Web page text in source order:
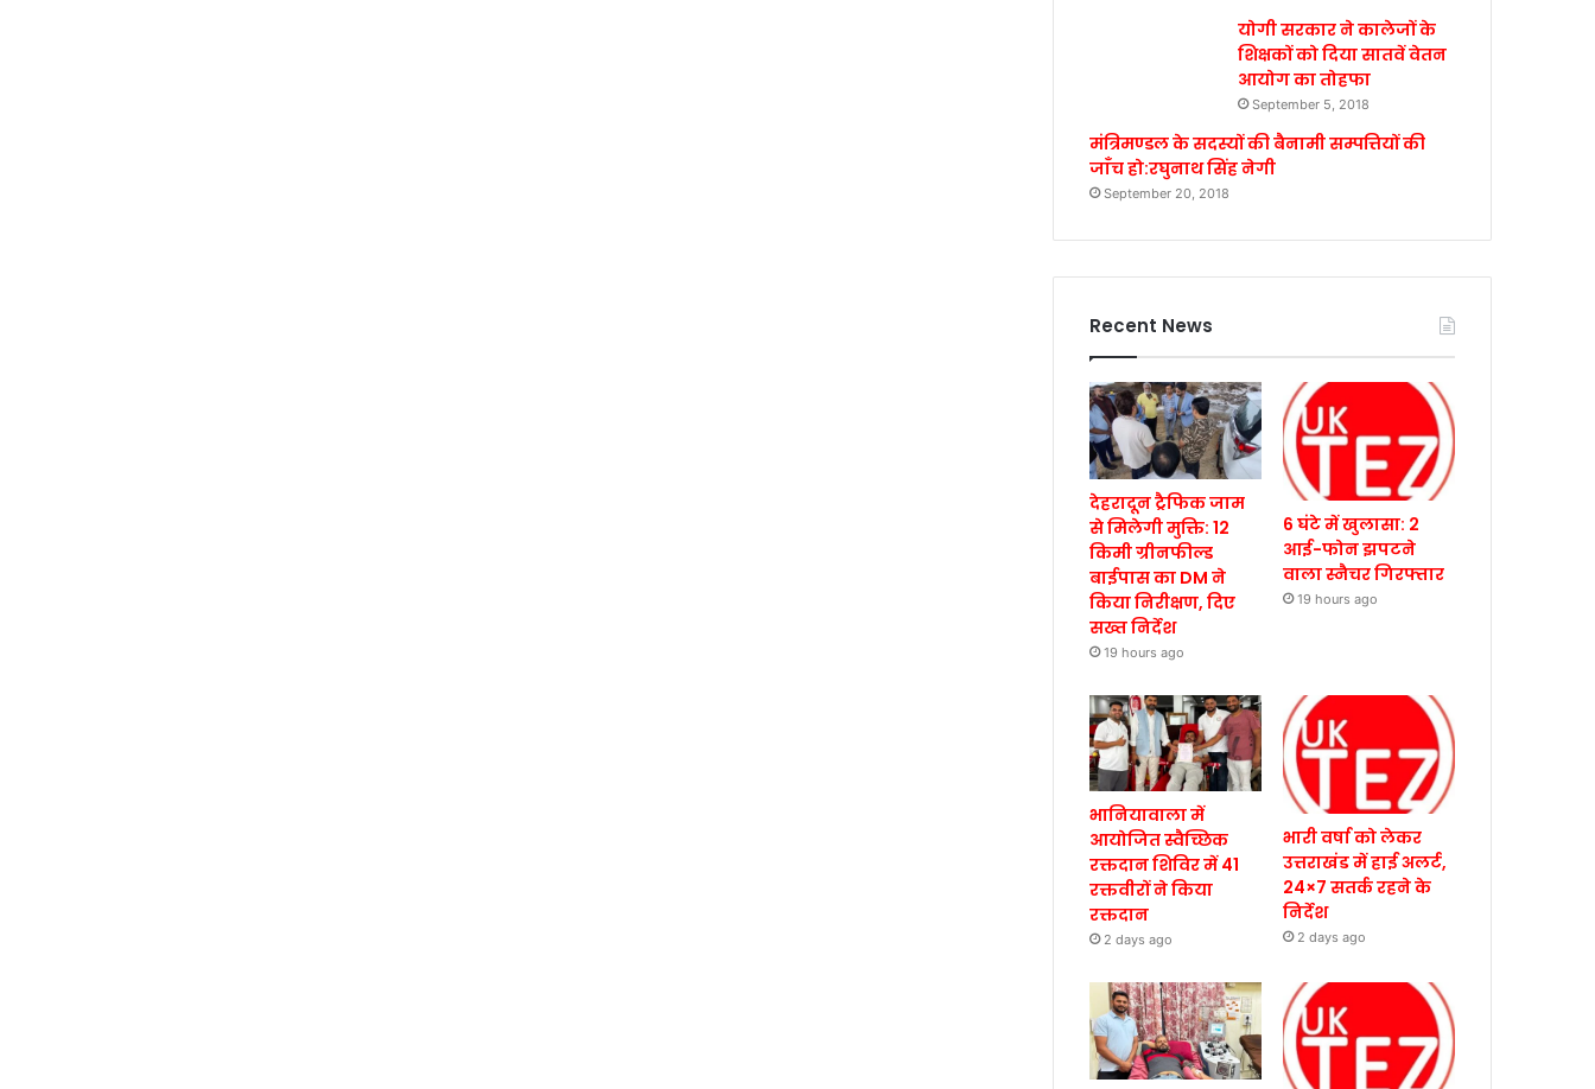
योगी सरकार ने कालेजों के
शिक्षकों को दिया सातवें वेतन
आयोग का तोहफा
September 5, 2018
मंत्रिमण्डल के सदस्यों की बैनामी सम्पत्तियों की
जाँच हो:रघुनाथ सिंह नेगी
September 20, 2018
Recent News
देहरादून ट्रैफिक जाम
से मिलेगी मुक्ति: 12
किमी ग्रीनफील्ड
बाईपास का DM ने
किया निरीक्षण, दिए
सख्त निर्देश
19 hours ago
6 घंटे में खुलासा: 2
आई-फोन झपटने
वाला स्नैचर गिरफ्तार
19 hours ago
भानियावाला में
आयोजित स्वैच्छिक
रक्तदान शिविर में 41
रक्तवीरों ने किया
रक्तदान
2 days ago
भारी वर्षा को लेकर
उत्तराखंड में हाई अलर्ट,
24×7 सतर्क रहने के
निर्देश
2 days ago